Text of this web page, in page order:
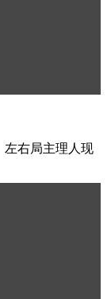
左右局主理人现